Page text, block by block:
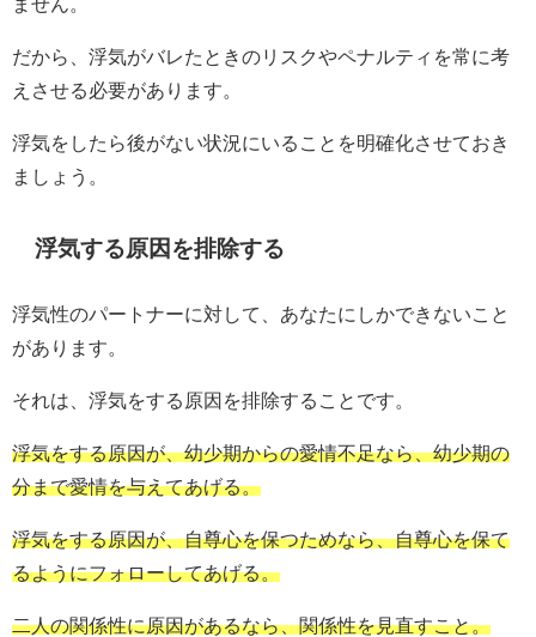
だから、浮気がバレたときのリスクやペナルティを常に考
えさせる必要があります。
浮気をしたら後がない状況にいることを明確化させておき
ましょう。
浮気する原因を排除する
浮気性のパートナーに対して、あなたにしかできないこと
があります。
それは、浮気をする原因を排除することです。
浮気をする原因が、幼少期からの愛情不足なら、幼少期の
分まで愛情を与えてあげる。
浮気をする原因が、自尊心を保つためなら、自尊心を保て
るようにフォローしてあげる。
二人の関係性に原因があるなら、関係性を見直すこと。